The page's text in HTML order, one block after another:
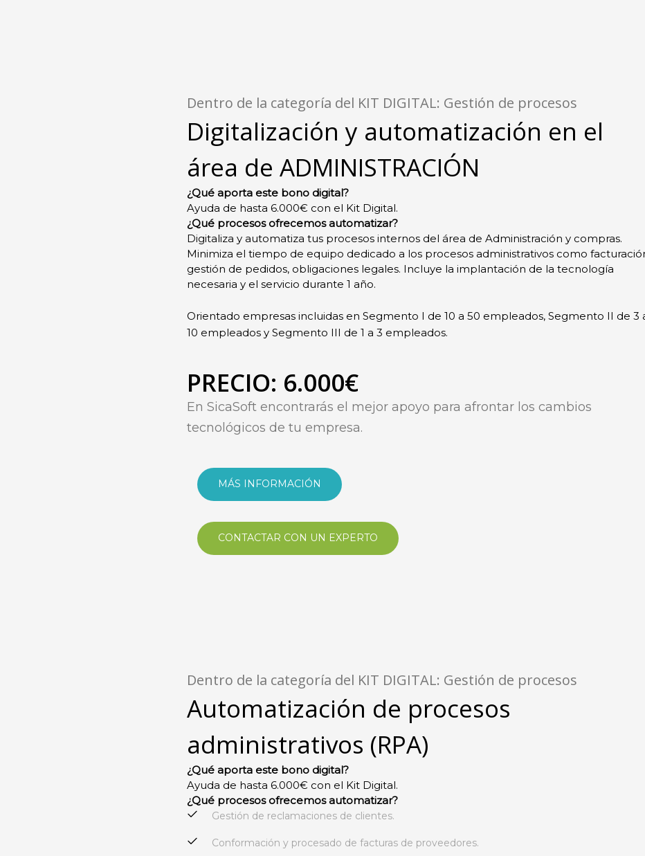
Dentro de la categoría del KIT DIGITAL: Gestión de procesos
Digitalización y automatización en el
área de ADMINISTRACIÓN
¿Qué aporta este bono digital?
Ayuda de hasta 6.000€ con el Kit Digital.
¿Qué procesos ofrecemos automatizar?
Digitaliza y automatiza tus procesos internos del área de Administración y compras.
Minimiza el tiempo de equipo dedicado a los procesos administrativos como
gestión de pedidos, obligaciones legales. Incluye la implantación de la tecnología
necesaria y el servicio durante 1 año.
Orientado empresas incluidas en Segmento I de 10 a 50 empleados, Segmento II de 3
10 empleados y Segmento III de 1 a 3 empleados.
PRECIO: 6.000€
En SicaSoft encontrarás el mejor apoyo para afrontar los cambios
tecnológicos de tu empresa.
MÁS INFORMACIÓN
CONTACTAR CON UN EXPERTO
Dentro de la categoría del KIT DIGITAL: Gestión de procesos
Automatización de procesos
administrativos (RPA)
¿Qué aporta este bono digital?
Ayuda de hasta 6.000€ con el Kit Digital.
¿Qué procesos ofrecemos automatizar?
Gestión de reclamaciones de clientes.
Conformación y procesado de facturas de proveedores.